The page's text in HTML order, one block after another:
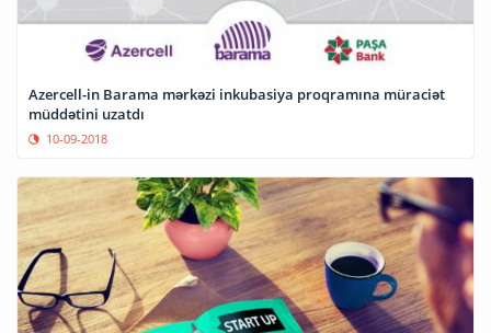
Azercell-in Barama mərkəzi inkubasiya proqramına müraciət
müddətini uzatdı
10-09-2018